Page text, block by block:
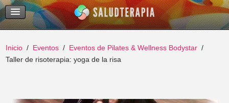
Temas Recientes
Buscar
Inicio Eventos
Eventos de Pilates & Wellness Bodystar
Taller de risoterapia: yoga de la risa